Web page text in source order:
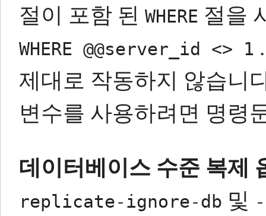
절이 포함 된 WHERE 절을
WHERE @@server_id <> 1 .
제대로 작동하지 않습니
변수를 사용하려면 명령
데이터베이스 수준 복제
replicate-ignore-db 및